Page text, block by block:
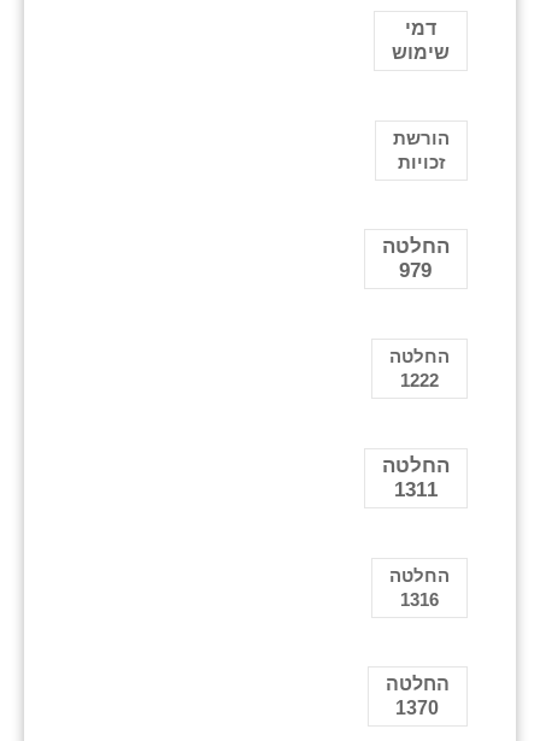
דמי
שימוש
הורשת
זכויות
החלטה
979
החלטה
1222
החלטה
1311
החלטה
1316
החלטה
1370